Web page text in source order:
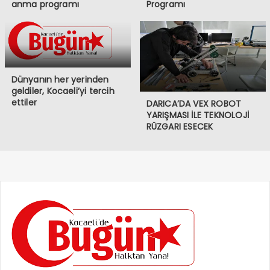
anma programı
Programı
Dünyanın her yerinden
geldiler, Kocaeli’yi tercih
ettiler
DARICA’DA VEX ROBOT
YARIŞMASI İLE TEKNOLOJİ
RÜZGARI ESECEK